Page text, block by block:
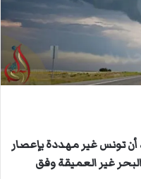
تونس غير مهددة بإعصار
غير العميقة وفق